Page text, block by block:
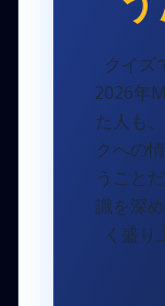
クイズ
2026年
た人も
クへの
うこと
識を深
く盛り